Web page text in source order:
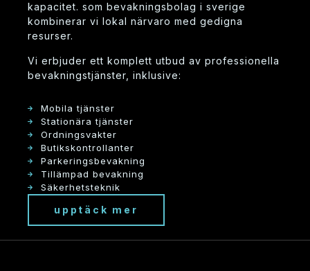
kapacitet. som bevakningsbolag i sverige
kombinerar vi lokal närvaro med gedigna
resurser.
vi erbjuder ett komplett utbud av professionella
bevakningstjänster, inklusive:
mobila tjänster
stationära tjänster
ordningsvakter
butikskontrollanter
parkeringsbevakning
tillämpad bevakning
säkerhetsteknik
upptäck mer